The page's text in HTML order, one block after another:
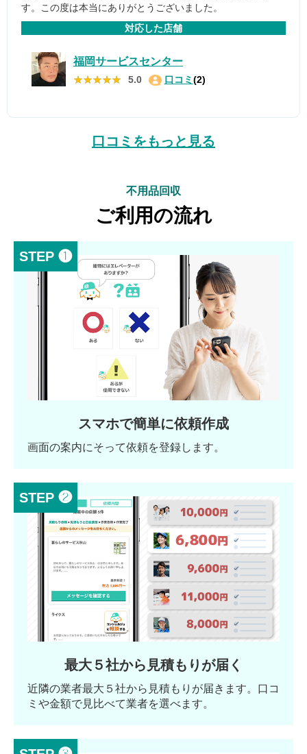
す。この度は本当にありがとうございました。
対応した店舗
福岡サービスセンター
★★★★★
★★★★★ 5.0 口コミ (2)
口コミをもっと見る
不用品回収
ご利用の流れ
STEP ❶
スマホで簡単に依頼作成
画面の案内にそって依頼を登録します。
STEP ❷
最大５社から見積もりが届く
近隣の業者最大５社から見積もりが届きます。口コ
ミや金額で見比べて業者を選べます。